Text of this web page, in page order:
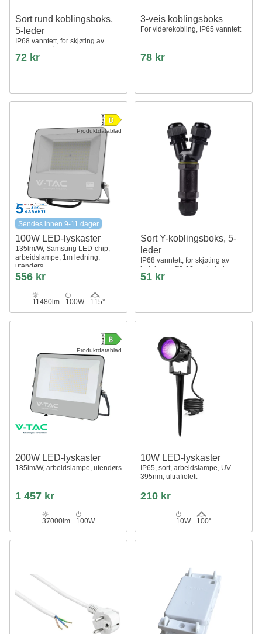
Sort rund koblingsboks,
5-leder
IP68 vanntett, for skjøting av
ledninger, Ø4-14mm kabel
72 kr
3-veis koblingsboks
For viderekobling, IP65 vanntett
78 kr
Produktdatablad
Sendes innen 9-11 dager
100W LED-lyskaster
135lm/W, Samsung LED-chip,
arbeidslampe, 1m ledning,
utendørs
556 kr
11480lm 100W 115°
Sort Y-koblingsboks, 5-
leder
IP68 vanntett, for skjøting av
ledninger, Ø8-12mm kabel
51 kr
Produktdatablad
200W LED-lyskaster
185lm/W, arbeidslampe, utendørs
1 457 kr
37000lm 100W
10W LED-lyskaster
IP65, sort, arbeidslampe, UV
395nm, ultrafiolett
210 kr
10W 100°